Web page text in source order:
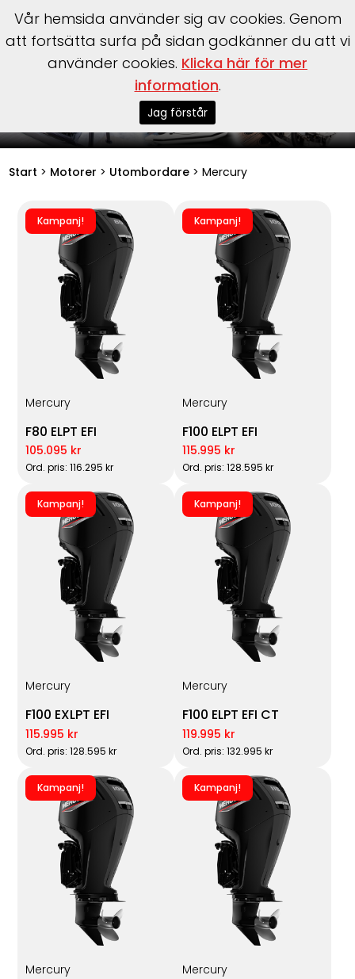
Mercury motorer
Start > Motorer > Utombordare >Mercury
Kampanj!
Mercury
F80 ELPT EFI
105.095 kr
Ord. pris: 116.295 kr
Kampanj!
Mercury
F100 ELPT EFI
115.995 kr
Ord. pris: 128.595 kr
Kampanj!
Mercury
F100 EXLPT EFI
115.995 kr
Ord. pris: 128.595 kr
Kampanj!
Mercury
F100 ELPT EFI CT
119.995 kr
Ord. pris: 132.995 kr
Kampanj!
Mercury
Kampanj!
Mercury
Vår hemsida använder sig av cookies. Genom
att fortsätta surfa på sidan godkänner du att vi
använder cookies. Klicka här för mer
information.
Jag förstår